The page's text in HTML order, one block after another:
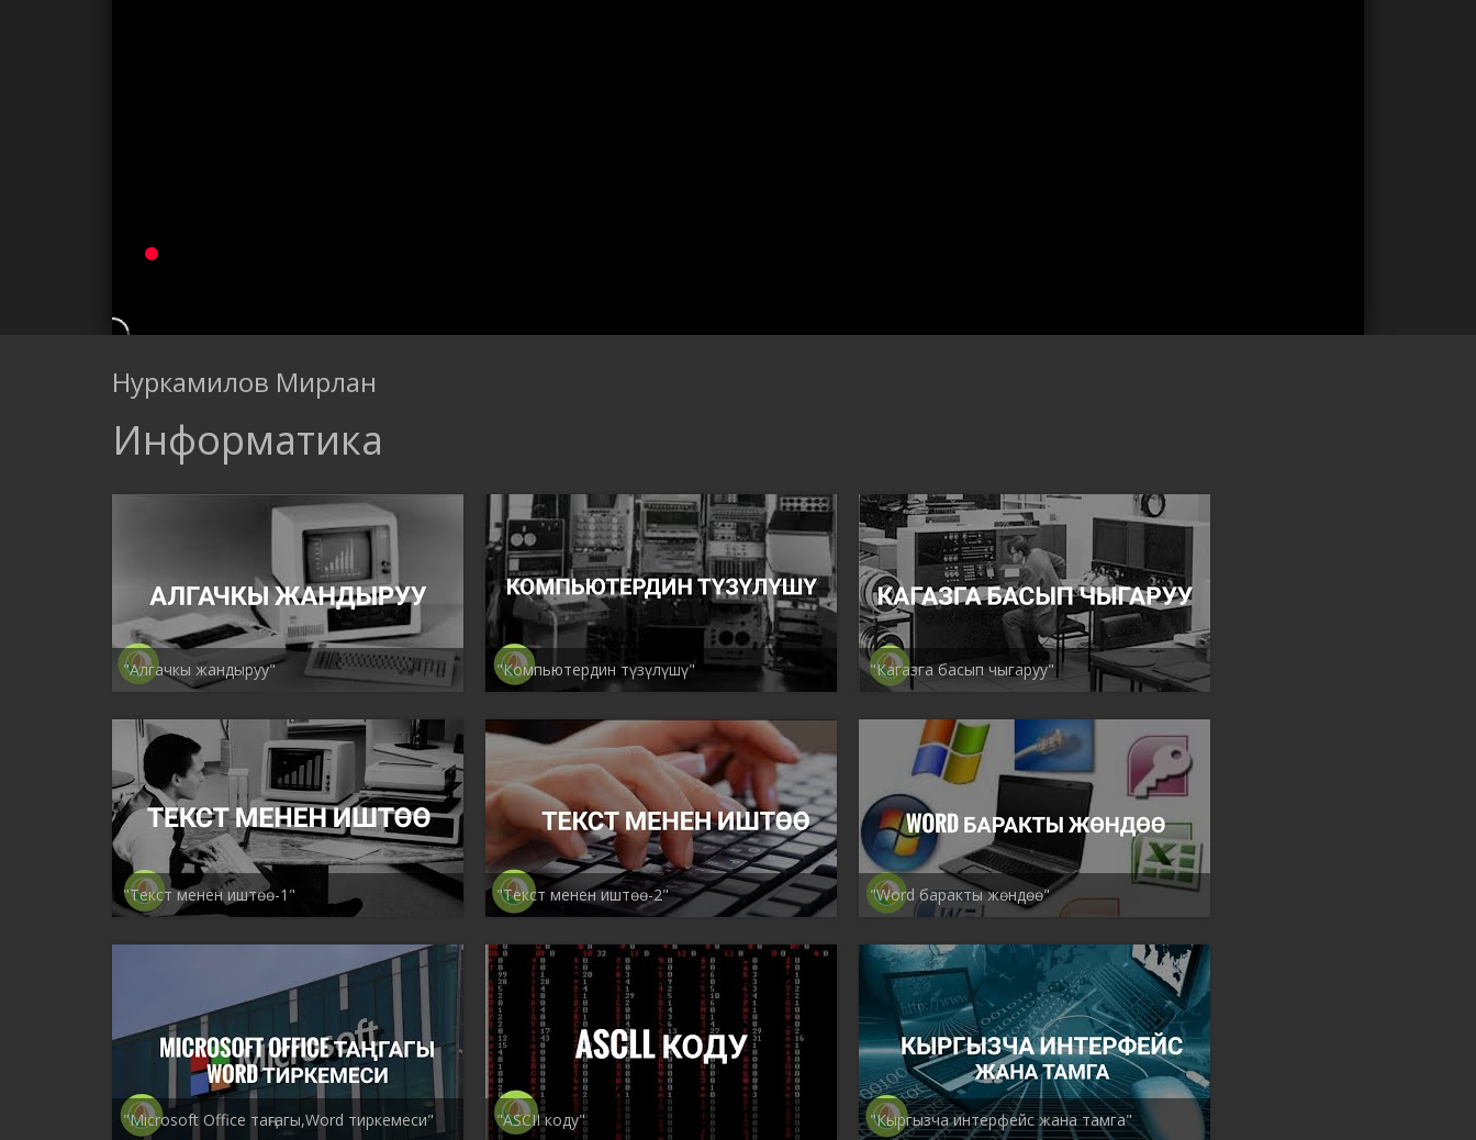
Нуркамилов Мирлан
Информатика
"Алгачкы жандыруу" "Компьютердин түзүлүшү" "Кагазга басып чыгаруу"
"Текст менен иштөө-1" "Текст менен иштөө-2" "Word баракты жөндөө"
"Microsoft Office таңгагы,Word тиркемеси" "ASCII коду" "Кыргызча интерфейс жана тамга"